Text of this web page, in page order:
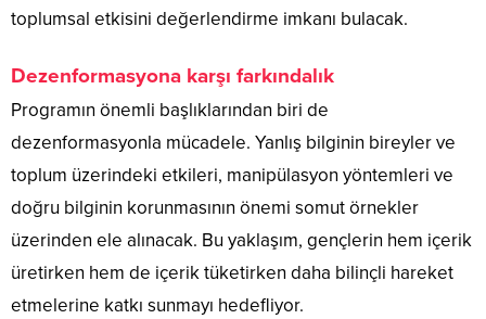
toplumsal etkisini değerlendirme imkanı bulacak.
Dezenformasyona karşı farkındalık
Programın önemli başlıklarından biri de
dezenformasyonla mücadele. Yanlış bilginin bireyler ve
toplum üzerindeki etkileri, manipülasyon yöntemleri ve
doğru bilginin korunmasının önemi somut örnekler
üzerinden ele alınacak. Bu yaklaşım, gençlerin hem içerik
üretirken hem de içerik tüketirken daha bilinçli hareket
etmelerine katkı sunmayı hedefliyor.